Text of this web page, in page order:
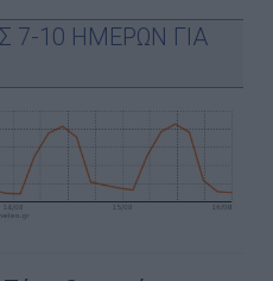
7-10 ΗΜΕΡΩΝ ΓΙΑ